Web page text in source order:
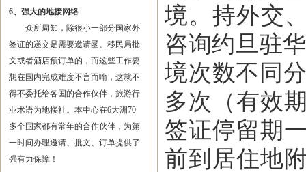
6、强大的地接网络
众所周知，除很小一部分国家外
签证的递交是需要邀请函、移民局批
文或者酒店预订单的，而这些工作要
想在国内完成难度不言而喻，这就不
得不委托给各国的合作伙伴，旅游行
业术语为地接社。本中心在6大洲70
多个国家都有常年的合作伙伴，为第
一时间办理邀请、批文、订单提供了
强有力保障！
境。持外交
咨询约旦驻
境次数不同
多次（有效
签证停留期
前到居住地